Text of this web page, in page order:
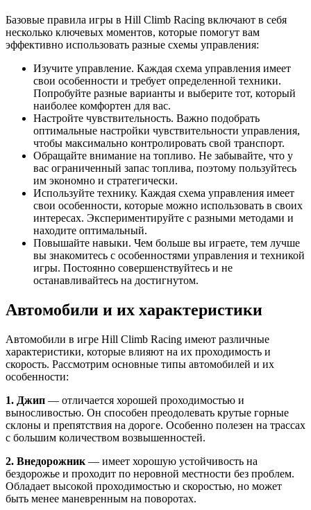
Базовые правила игры в Hill Climb Racing включают в себя
несколько ключевых моментов, которые помогут вам
эффективно использовать разные схемы управления:
Изучите управление. Каждая схема управления имеет
свои особенности и требует определенной техники.
Попробуйте разные варианты и выберите тот, который
наиболее комфортен для вас.
Настройте чувствительность. Важно подобрать
оптимальные настройки чувствительности управления,
чтобы максимально контролировать свой транспорт.
Обращайте внимание на топливо. Не забывайте, что у
вас ограниченный запас топлива, поэтому пользуйтесь
им экономно и стратегически.
Используйте технику. Каждая схема управления имеет
свои особенности, которые можно использовать в своих
интересах. Экспериментируйте с разными методами и
находите оптимальный.
Повышайте навыки. Чем больше вы играете, тем лучше
вы знакомитесь с особенностями управления и техникой
игры. Постоянно совершенствуйтесь и не
останавливайтесь на достигнутом.
Автомобили и их характеристики
Автомобили в игре Hill Climb Racing имеют различные
характеристики, которые влияют на их проходимость и
скорость. Рассмотрим основные типы автомобилей и их
особенности:
1. Джип — отличается хорошей проходимостью и
выносливостью. Он способен преодолевать крутые горные
склоны и препятствия на дороге. Особенно полезен на трассах
с большим количеством возвышенностей.
2. Внедорожник — имеет хорошую устойчивость на
бездорожье и проходит по неровной местности без проблем.
Обладает высокой проходимостью и скоростью, но может
быть менее маневренным на поворотах.